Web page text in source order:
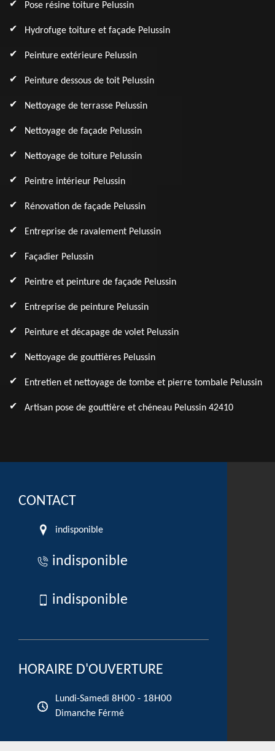
Pose résine toiture Pelussin
Hydrofuge toiture et façade Pelussin
Peinture extérieure Pelussin
Peinture dessous de toit Pelussin
Nettoyage de terrasse Pelussin
Nettoyage de façade Pelussin
Nettoyage de toiture Pelussin
Peintre intérieur Pelussin
Rénovation de façade Pelussin
Entreprise de ravalement Pelussin
Façadier Pelussin
Peintre et peinture de façade Pelussin
Entreprise de peinture Pelussin
Peinture et décapage de volet Pelussin
Nettoyage de gouttières Pelussin
Entretien et nettoyage de tombe et pierre tombale Pelussin
Artisan pose de gouttière et chéneau Pelussin 42410
CONTACT
indisponible
indisponible
indisponible
HORAIRE D'OUVERTURE
Lundi-Samedi 8H00 - 18H00
Dimanche Férmé